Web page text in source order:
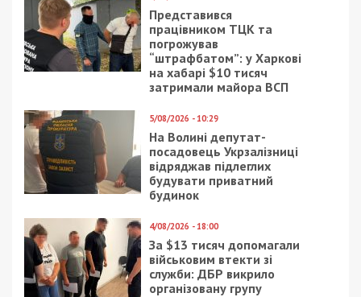
Представився
працівником ТЦК та
погрожував
“штрафбатом”: у Харкові
на хабарі $10 тисяч
затримали майора ВСП
5/08/2026 - 10:29
На Волині депутат-
посадовець Укрзалізниці
відряджав підлеглих
будувати приватний
будинок
4/08/2026 - 18:00
За $13 тисяч допомагали
військовим втекти зі
служби: ДБР викрило
організовану групу